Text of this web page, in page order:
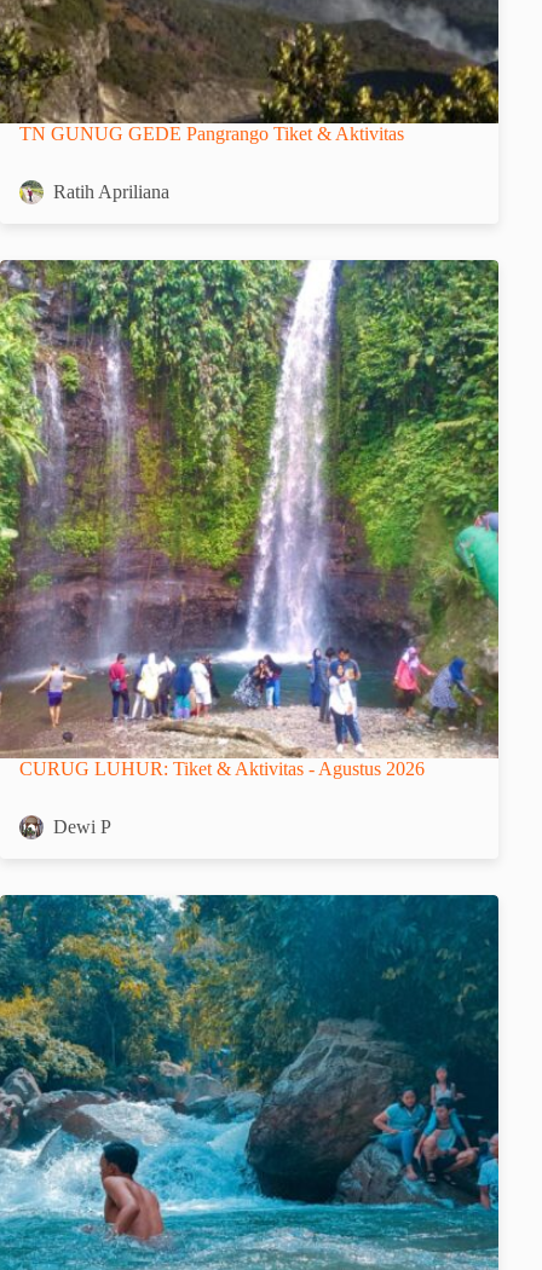
TN GUNUG GEDE Pangrango Tiket & Aktivitas
Ratih Apriliana
CURUG LUHUR: Tiket & Aktivitas - Agustus 2026
Dewi P